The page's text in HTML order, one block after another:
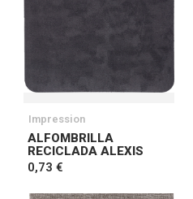
Impression
ALFOMBRILLA
RECICLADA ALEXIS
0,73 €